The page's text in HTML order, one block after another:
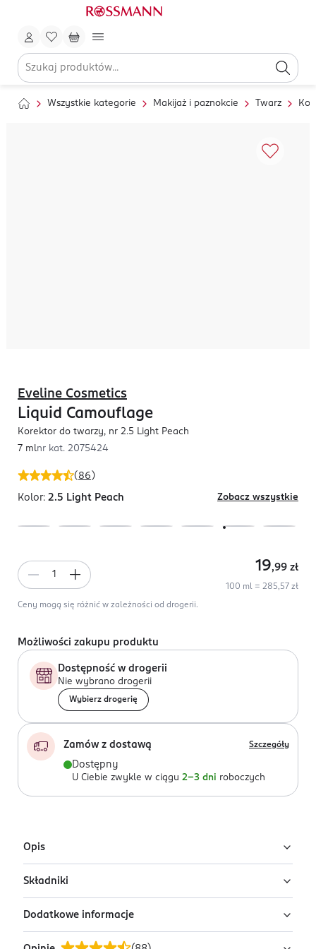
Wszystkie kategorie Makijaż i paznokcie Twarz
( 86 )
Eveline Cosmetics
Liquid Camouflage
Korektor do twarzy, nr 2.5 Light Peach
7 mlnr kat. 2075424
Kolor: 2.5 Light Peach Zobacz wszystkie
19,99 zł
100 ml = 285,57 zł
Ceny mogą się różnić w zależności od drogerii.
Możliwości zakupu produktu
Dostępność w drogerii
Nie wybrano drogerii
Wybierz drogerię
Zamów z dostawą Szczegóły
Dostępny
U Ciebie zwykle w ciągu 2-3 dni roboczych
Opis
Kryjący korektor w płynie Liquid Camouflage od
Eveline nr 2.5 light peach, który skutecznie redukuje
widoczność niedoskonałości.
to nowa odsłona kultowego korektora Liquid
Składniki
Aqua (Water), Cyclopentasiloxane, Butylene Glycol,
Kaolin, Isododecane, Glycerin, Polybutene,
Dodatkowe informacje